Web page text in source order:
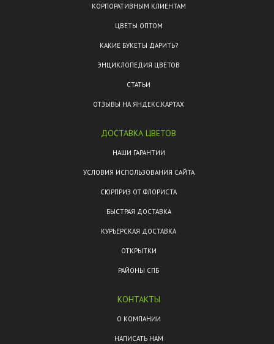
КОРПОРАТИВНЫМ КЛИЕНТАМ
ЦВЕТЫ ОПТОМ
КАКИЕ БУКЕТЫ ДАРИТЬ?
ЭНЦИКЛОПЕДИЯ ЦВЕТОВ
СТАТЬИ
ОТЗЫВЫ НА ЯНДЕКС.КАРТАХ
ДОСТАВКА ЦВЕТОВ
НАШИ ГАРАНТИИ
УСЛОВИЯ ИСПОЛЬЗОВАНИЯ САЙТА
СЮРПРИЗ ОТ ФЛОРИСТА
БЫСТРАЯ ДОСТАВКА
КУРЬЕРСКАЯ ДОСТАВКА
ОТКРЫТКИ
РАЙОНЫ СПБ
КОНТАКТЫ
О КОМПАНИИ
НАПИСАТЬ НАМ